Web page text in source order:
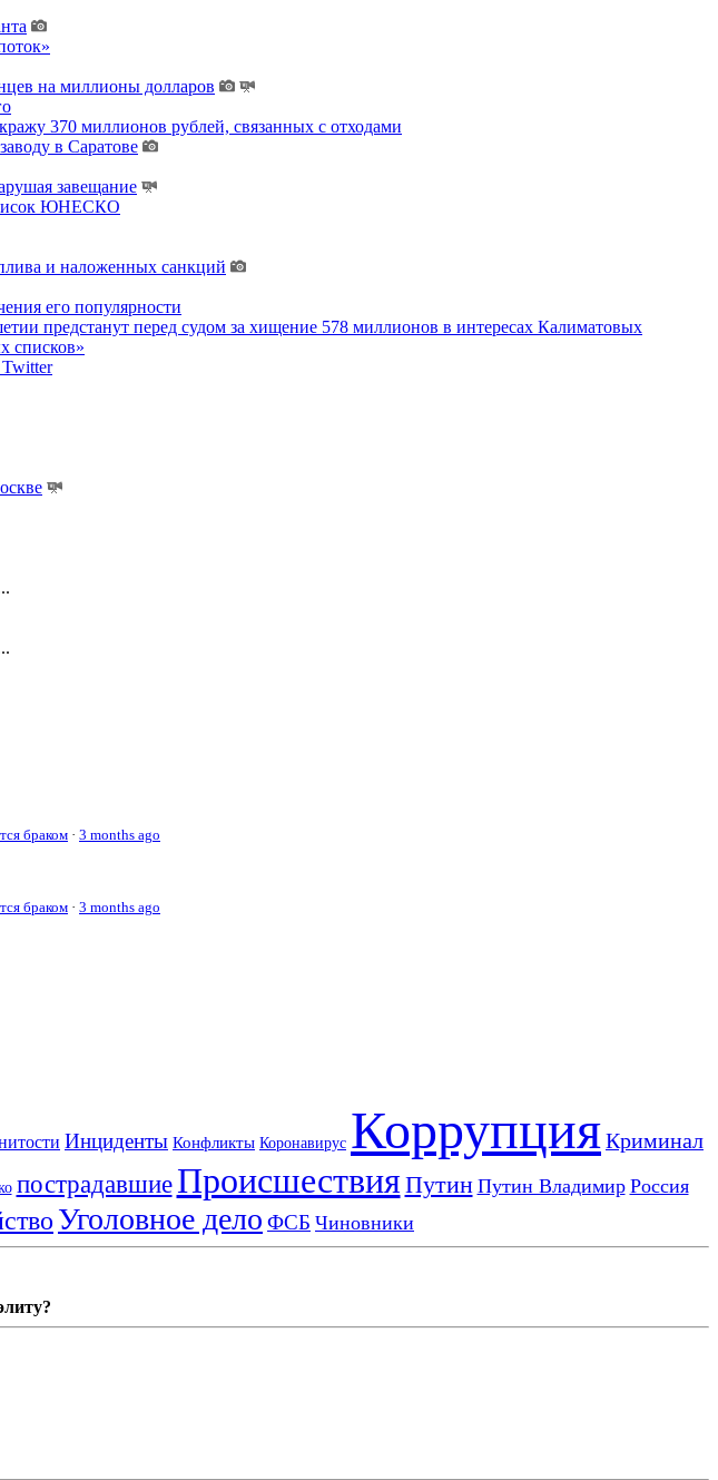
на миллионы долларов
370 миллионов рублей, связанных с отходами
в Саратове
завещание
ЮНЕСКО
и наложенных санкций
его популярности
предстанут перед судом за хищение 578 миллионов в интересах Калиматовых
списков»
браком · 3 months ago
браком · 3 months ago
Инциденты Конфликты Коронавирус КоррупцияКриминал
пострадавшие ПроисшествияПутин Путин Владимир Россия
Уголовное дело ФСБ Чиновники